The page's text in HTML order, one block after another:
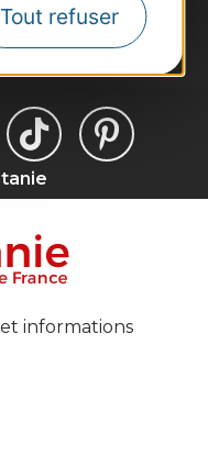
Tout refuser
informations